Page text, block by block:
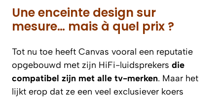
Une enceinte design sur
mesure… mais à quel prix ?
Tot nu toe heeft Canvas vooral een reputatie
opgebouwd met zijn HiFi-luidsprekers die
compatibel zijn met alle tv-merken. Maar het
lijkt erop dat ze een veel exclusiever koers